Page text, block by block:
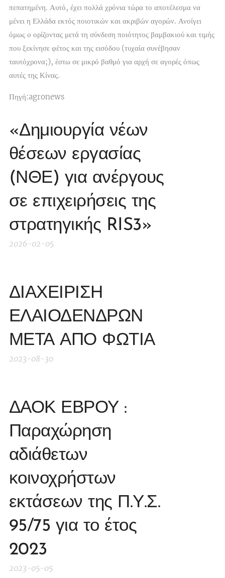
πεπατημένη. Αυτό, έχει πολλά χρόνια τώρα το αποτέλεσμα να
μένει η Ελλάδα εκτός ποιοτικών και ακριβών αγορών. Ανοίγει
όμως ο ορίζοντας μετά τη σύνδεση ποιότητος βαμβακιού και τιμής
που ξεκίνησε φέτος και της εισόδου (τυχαία συνέβησαν
ταυτόχρονα;), έστω σε μικρό βαθμό για αρχή σε αγορές όπως
αυτές της Κίνας.
Πηγή:agronews
«Δημιουργία νέων
θέσεων εργασίας
(ΝΘΕ) για ανέργους
σε επιχειρήσεις της
στρατηγικής RIS3»
2026-02-05
ΔΙΑΧΕΙΡΙΣΗ
ΕΛΑΙΟΔΕΝΔΡΩΝ
ΜΕΤΑ ΑΠΟ ΦΩΤΙΑ
2023-08-30
ΔΑΟΚ ΕΒΡΟΥ :
Παραχώρηση
αδιάθετων
κοινοχρήστων
εκτάσεων της Π.Υ.Σ.
95/75 για το έτος
2023
2023-05-05